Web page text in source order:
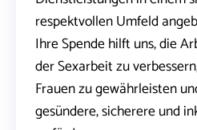
respektvollen Umfeld
Ihre Spende hilft uns, die
der Sexarbeit zu
Frauen zu gewährleisten
gesündere, sicherere und